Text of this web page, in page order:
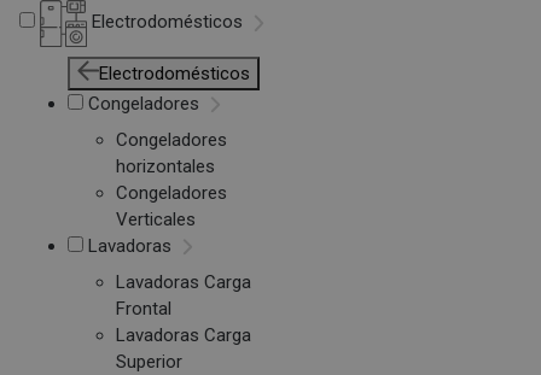
Electrodomésticos
Electrodomésticos
Congeladores
Congeladores
horizontales
Congeladores
Verticales
Lavadoras
Lavadoras Carga
Frontal
Lavadoras Carga
Superior